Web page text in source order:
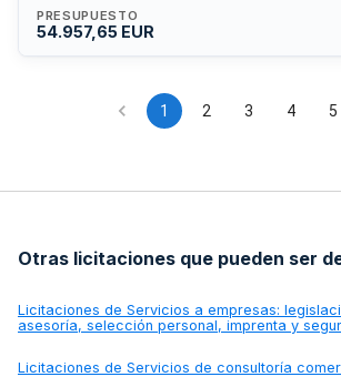
evento, la coordinación de actividades y el
su ejecución, incluyendo la gestión de
PRESUPUESTO
54.957,65 EUR
1 2 3 4 5
Otras licitaciones que pueden ser
Licitaciones de Servicios a empresas:
asesoría, selección personal, imprenta y
Licitaciones de Servicios de consultoría